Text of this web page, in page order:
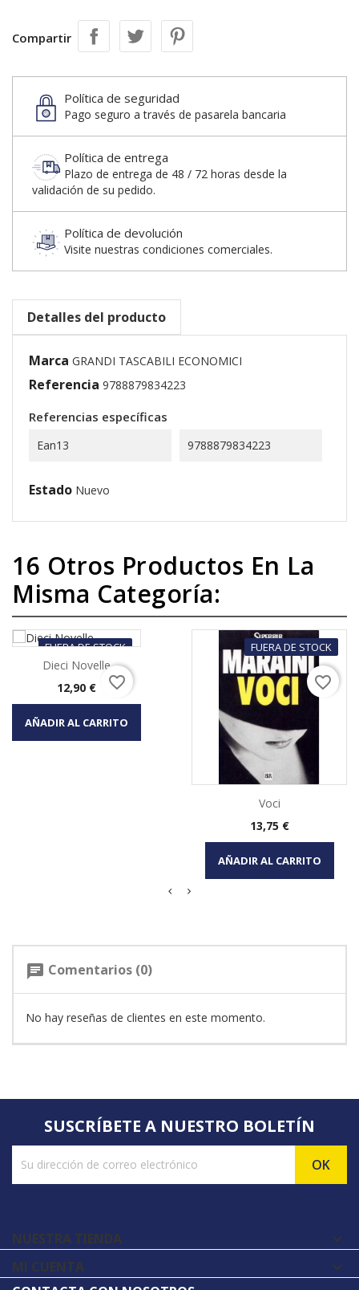
Compartir
Política de seguridad
Pago seguro a través de pasarela bancaria
Política de entrega
Plazo de entrega de 48 / 72 horas desde la
validación de su pedido.
Política de devolución
Visite nuestras condiciones comerciales.
Detalles del producto
Marca GRANDI TASCABILI ECONOMICI
Referencia 9788879834223
Referencias específicas
Ean13 9788879834223
Estado Nuevo
16 Otros Productos En La
Misma Categoría:
FUERA DE STOCK
Dieci Novelle
Precio
12,90 €
AÑADIR AL CARRITO
favorite_border
FUERA DE STOCK
Voci
Precio
13,75 €
AÑADIR AL CARRITO
favorite_border
chat Comentarios (0)
No hay reseñas de clientes en este momento.
SUSCRÍBETE A NUESTRO BOLETÍN
NUESTRA TIENDA 
MI CUENTA 